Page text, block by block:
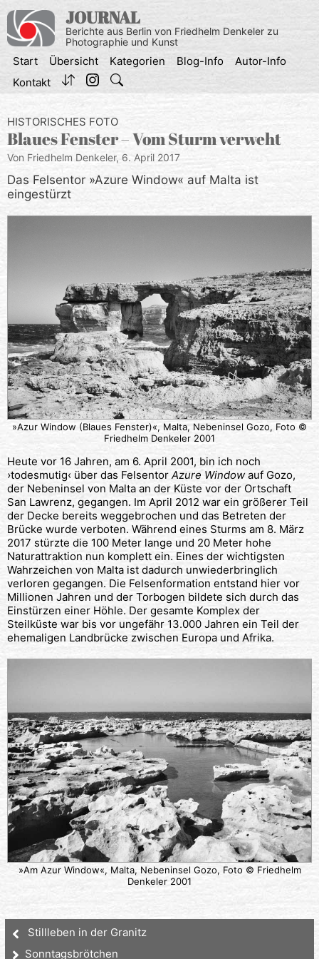
Inhalt
springen
JOURNAL
Berichte aus Berlin von Friedhelm Denkeler zu
Photographie und Kunst
Start Übersicht Kategorien Blog-Info
Autor-Info
Kontakt
HISTORISCHES FOTO
Blaues Fenster – Vom Sturm verweht
Von Friedhelm Denkeler, 6. April 2017
Das Felsentor »Azure Window« auf Malta ist
eingestürzt
»Azur Window (Blaues Fenster)«, Malta, Nebeninsel Gozo, Foto ©
Friedhelm Denkeler 2001
Heute vor 16 Jahren, am 6. April 2001, bin ich noch
›todesmutig‹ über das FelsentorAzure Windowauf Gozo,
der Nebeninsel von Malta an der Küste vor der Ortschaft
San Lawrenz, gegangen. Im April 2012 war ein größerer Teil
der Decke bereits weggebrochen und das Betreten der
Brücke wurde verboten. Während eines Sturms am 8. März
2017 stürzte die 100 Meter lange und 20 Meter hohe
Naturattraktion nun komplett ein. Eines der wichtigsten
Wahrzeichen von Malta ist dadurch unwiederbringlich
verloren gegangen. Die Felsenformation entstand hier vor
Millionen Jahren und der Torbogen bildete sich durch das
Einstürzen einer Höhle. Der gesamte Komplex der
Steilküste war bis vor ungefähr 13.000 Jahren ein Teil der
ehemaligen Landbrücke zwischen Europa und Afrika.
»Am Azur Window«, Malta, Nebeninsel Gozo, Foto © Friedhelm
Denkeler 2001
Stillleben in der Granitz
Sonntagsbrötchen